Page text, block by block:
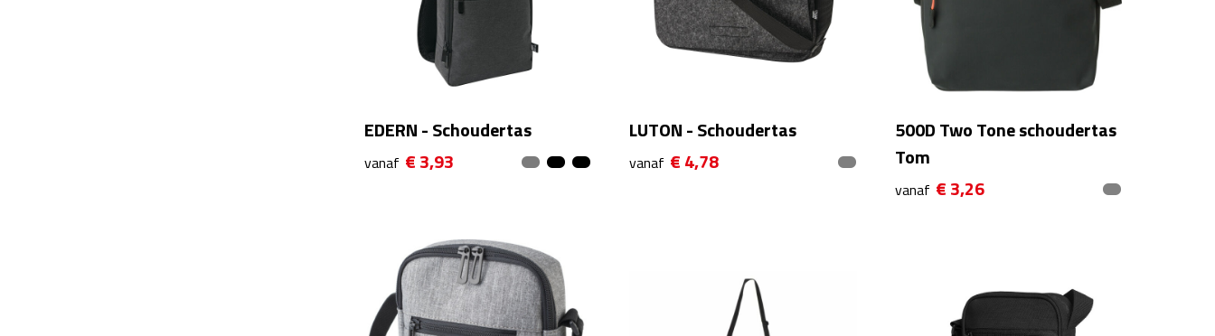
EDERN - Schoudertas
vanaf € 3,93
LUTON - Schoudertas
vanaf € 4,78
500D Two Tone schoudertas
Tom
vanaf € 3,26